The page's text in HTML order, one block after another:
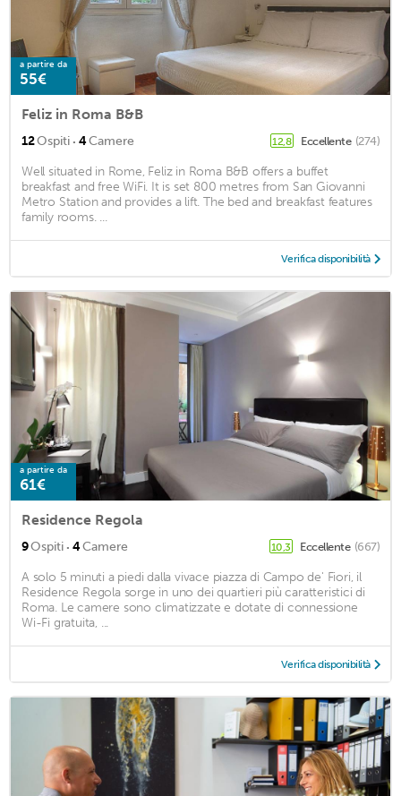
a partire da
55€
Feliz in Roma B&B
12Ospiti · 4Camere 12,8 Eccellente (274)
Well situated in Rome, Feliz in Roma B&B offers a buffet
breakfast and free WiFi. It is set 800 metres from San Giovanni
Metro Station and provides a lift. The bed and breakfast features
family rooms. ...
Verifica disponibilità
a partire da
61€
Residence Regola
9Ospiti · 4Camere 10,3 Eccellente (667)
A solo 5 minuti a piedi dalla vivace piazza di Campo de' Fiori, il
Residence Regola sorge in uno dei quartieri più caratteristici di
Roma. Le camere sono climatizzate e dotate di connessione
Wi-Fi gratuita, ...
Verifica disponibilità